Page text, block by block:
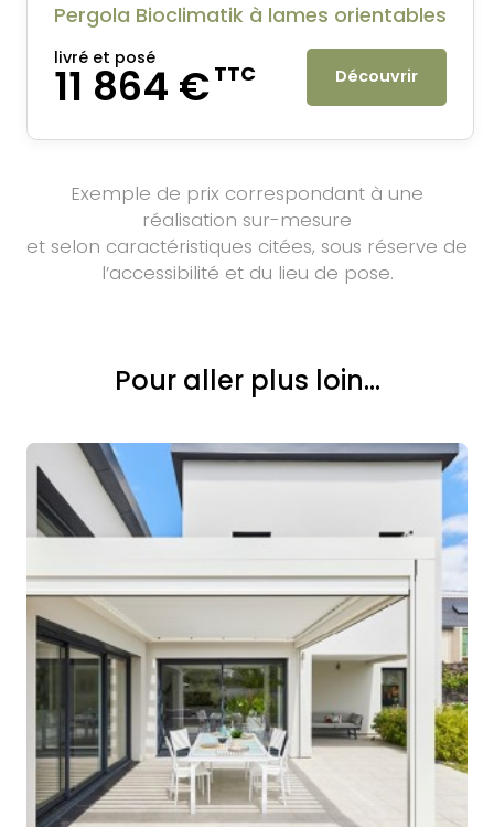
Pergola Bioclimatik à lames orientables
livré et posé
11 864 €TTC Découvrir
Exemple de prix correspondant à une
réalisation sur-mesure
et selon caractéristiques citées, sous réserve de
l’accessibilité et du lieu de pose.
Pour aller plus loin...